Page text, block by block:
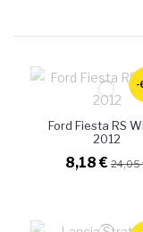
-
Ford Fiesta RS
2012
8,18 € 24,05